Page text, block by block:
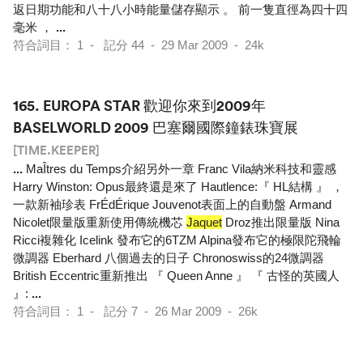
返日期功能和八十八小時能量儲存顯示 。 前一隻直徑為四十四
毫米 ， ...
符合詞目： 1 - 記分 44 - 29 Mar 2009 - 24k
165. EUROPA STAR 歡迎你來到2009年
BASELWORLD 2009 巴塞爾國際鐘錶珠寶展
[TIME.KEEPER]
... MaÎtres du Temps介紹另外一章 Franc Vila納米科技和靈感
Harry Winston: Opus最終還是來了 Hautlence:『 HL結構 』 ，
一款新袖珍表 FrÉdÉrique Jouvenot表面上的自動盤 Armand
Nicolet限量版重新使用傳統機芯 Jaquet Droz推出限量版 Nina
Ricci複雜化 Icelink 發布它的6TZM Alpina發布它的極限陀飛輪
微調器 Eberhard 八個過去的日子 Chronoswiss的24微調器
British Eccentric重新推出 『 Queen Anne 』 『 古怪的英國人
』: ...
符合詞目： 1 - 記分 7 - 26 Mar 2009 - 26k